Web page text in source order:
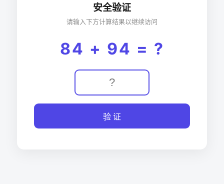
安全验证
请输入下方计算结果以继续访问
84 + 94 = ?
验 证